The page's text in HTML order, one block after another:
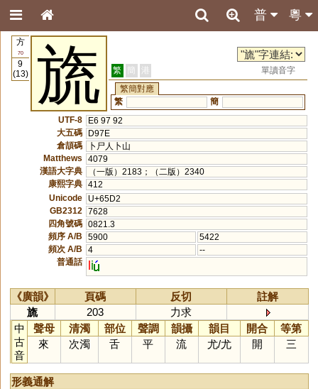
粵
普
方
70
9
(13)
旒 繁 簡 港
單讀音字
繁簡對應
繁
簡
UTF-8
E6 97 92
大五碼
D97E
倉頡碼
卜尸人卜山
Matthews
4079
漢語大字典
（一版）2183；（二版）2340
康熙字典 412
Unicode
U+65D2
GB2312
7628
四角號碼 0821.3
頻序 A/B
5900
5422
頻次 A/B
4
--
普通話
li
《廣韻》 頁碼 反切
註解
旒
203
力求
中
古
音
聲母 清濁 部位 聲調 韻攝 韻目 開合
等第
來
次濁 舌 平 流 尤/尤 開 三
形義通解